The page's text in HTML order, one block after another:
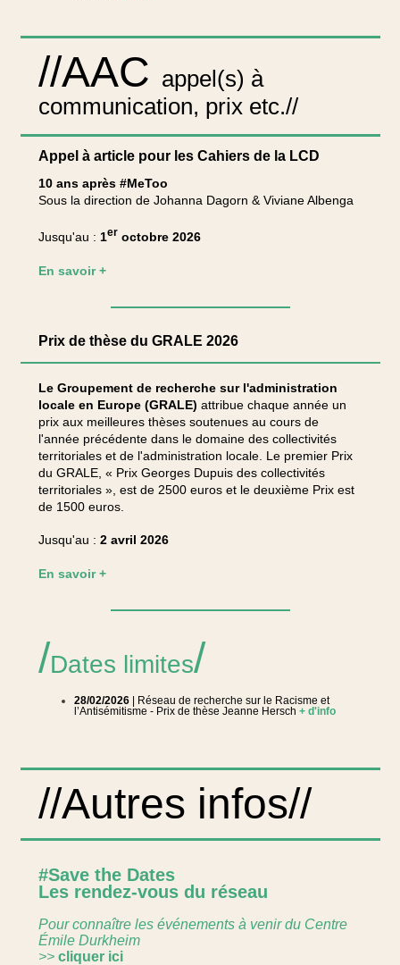
//AAC appel(s) à
communication, prix etc.//
Appel à article pour les Cahiers de la LCD
10 ans après #MeToo
Sous la direction de Johanna Dagorn & Viviane Albenga
Jusqu'au : 1er octobre 2026
En savoir +
Prix de thèse du GRALE 2026
Le Groupement de recherche sur l'administration
locale en Europe (GRALE) attribue chaque année un
prix aux meilleures thèses soutenues au cours de
l'année précédente dans le domaine des collectivités
territoriales et de l'administration locale. Le premier Prix
du GRALE, « Prix Georges Dupuis des collectivités
territoriales », est de 2500 euros et le deuxième Prix est
de 1500 euros.
Jusqu'au : 2 avril 2026
En savoir +
/Dates limites/
28/02/2026
| Réseau de recherche sur le Racisme et
l’Antisémitisme - Prix de thèse Jeanne Hersch + d'info
//Autres infos//
#Save the Dates
Les rendez-vous du réseau
Pour connaître les événements à venir du Centre
Émile Durkheim
>> cliquer ici